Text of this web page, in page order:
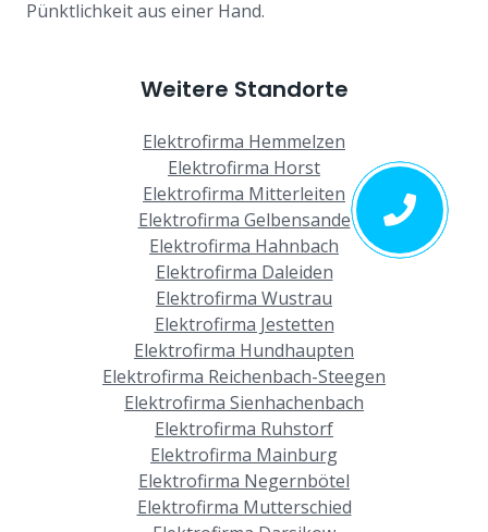
Pünktlichkeit aus einer Hand.
Weitere Standorte
Elektrofirma Hemmelzen
Elektrofirma Horst
Elektrofirma Mitterleiten
Elektrofirma Gelbensande
Elektrofirma Hahnbach
Elektrofirma Daleiden
Elektrofirma Wustrau
Elektrofirma Jestetten
Elektrofirma Hundhaupten
Elektrofirma Reichenbach-Steegen
Elektrofirma Sienhachenbach
Elektrofirma Ruhstorf
Elektrofirma Mainburg
Elektrofirma Negernbötel
Elektrofirma Mutterschied